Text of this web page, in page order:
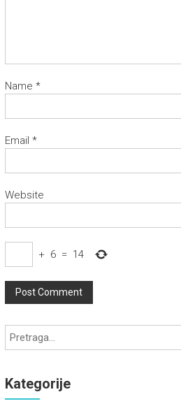
Name *
Email *
Website
+ 6 = 14
Kategorije